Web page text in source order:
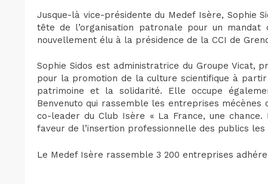
Jusque-là vice-présidente du Medef Isère, Sophie
tête de l’organisation patronale pour un
nouvellement élu à la présidence de la CCI de
Sophie Sidos est administratrice du Groupe Vicat,
pour la promotion de la culture scientifique à
patrimoine et la solidarité. Elle occupe
Benvenuto qui rassemble les entreprises mécènes
co-leader du Club Isère « La France, une
faveur de l’insertion professionnelle des publics
Le Medef Isère rassemble 3 200 entreprises